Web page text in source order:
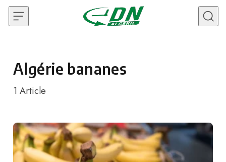
Skip to content
Algérie bananes
1 Article